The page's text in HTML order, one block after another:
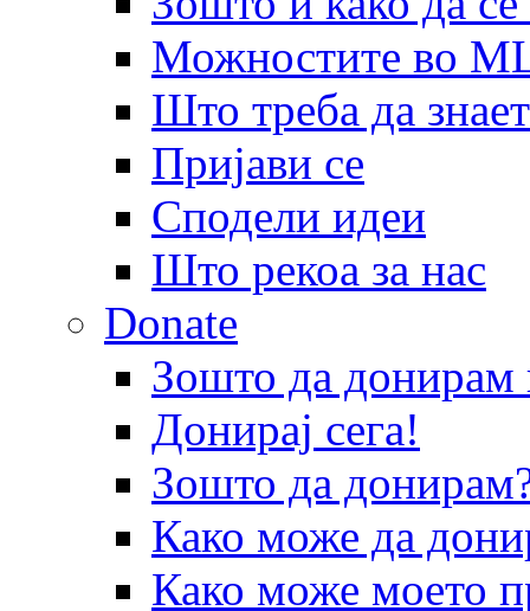
Можностите во
Што треба да
Пријави се
Сподели идеи
Што рекоа за нас
Donate
Зошто да
Донирај сега!
Зошто да
Како може да
Како може моето